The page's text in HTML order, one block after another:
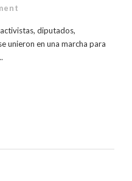
diputados,
unieron en una marcha para